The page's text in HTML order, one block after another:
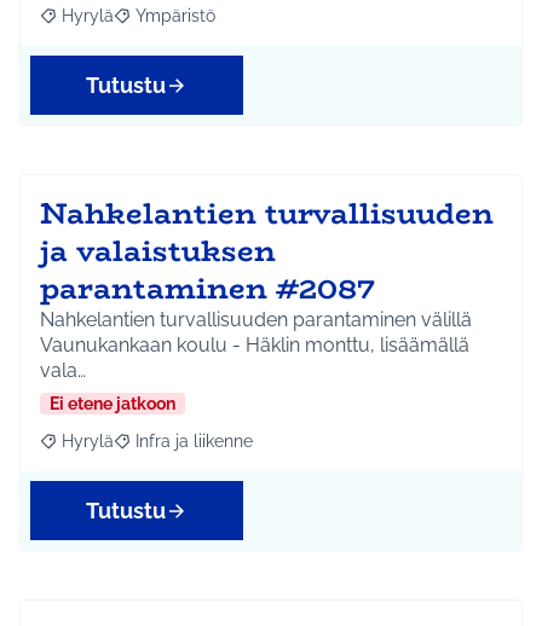
Rajaa tulokset aihepiirin mukaan: Hyrylä
Hyrylä Rajaa tulokset teeman mukaan: Ympäristö
Ympäristö
Tutustu
Nahkelantien turvallisuuden
ja valaistuksen
parantaminen #2087
Nahkelantien turvallisuuden parantaminen välillä
Vaunukankaan koulu - Häklin monttu, lisäämällä
vala…
Ei etene jatkoon
Rajaa tulokset aihepiirin mukaan: Hyrylä
Hyrylä Rajaa tulokset teeman mukaan: Infra ja liikenne
Infra ja liikenne
Tutustu